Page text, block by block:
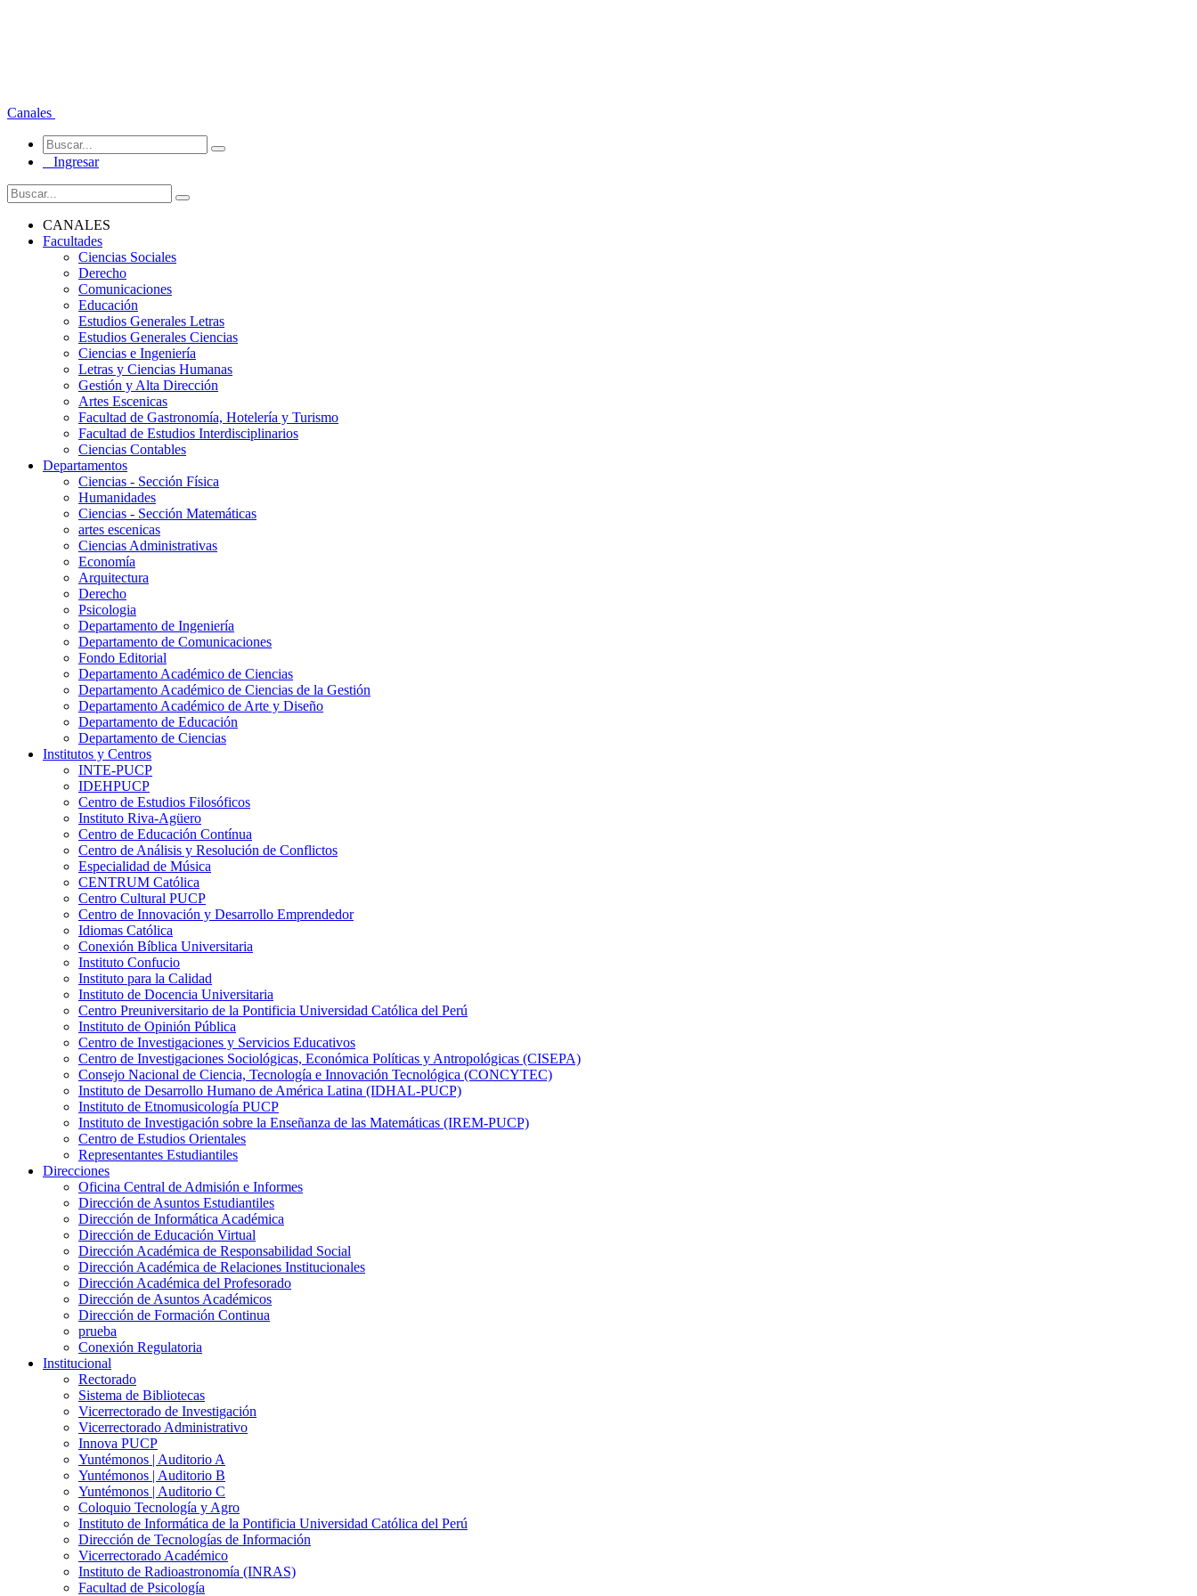
Canales
Ingresar
CANALES
Facultades
Ciencias Sociales
Derecho
Comunicaciones
Educación
Estudios Generales Letras
Estudios Generales Ciencias
Ciencias e Ingeniería
Letras y Ciencias Humanas
Gestión y Alta Dirección
Artes Escenicas
Facultad de Gastronomía, Hotelería y Turismo
Facultad de Estudios Interdisciplinarios
Ciencias Contables
Departamentos
Ciencias - Sección Física
Humanidades
Ciencias - Sección Matemáticas
artes escenicas
Ciencias Administrativas
Economía
Arquitectura
Derecho
Psicologia
Departamento de Ingeniería
Departamento de Comunicaciones
Fondo Editorial
Departamento Académico de Ciencias
Departamento Académico de Ciencias de la Gestión
Departamento Académico de Arte y Diseño
Departamento de Educación
Departamento de Ciencias
Institutos y Centros
INTE-PUCP
IDEHPUCP
Centro de Estudios Filosóficos
Instituto Riva-Agüero
Centro de Educación Contínua
Centro de Análisis y Resolución de Conflictos
Especialidad de Música
CENTRUM Católica
Centro Cultural PUCP
Centro de Innovación y Desarrollo Emprendedor
Idiomas Católica
Conexión Bíblica Universitaria
Instituto Confucio
Instituto para la Calidad
Instituto de Docencia Universitaria
Centro Preuniversitario de la Pontificia Universidad Católica del Perú
Instituto de Opinión Pública
Centro de Investigaciones y Servicios Educativos
Centro de Investigaciones Sociológicas, Económica Políticas y Antropológicas (CISEPA)
Consejo Nacional de Ciencia, Tecnología e Innovación Tecnológica (CONCYTEC)
Instituto de Desarrollo Humano de América Latina (IDHAL-PUCP)
Instituto de Etnomusicología PUCP
Instituto de Investigación sobre la Enseñanza de las Matemáticas (IREM-PUCP)
Centro de Estudios Orientales
Representantes Estudiantiles
Direcciones
Oficina Central de Admisión e Informes
Dirección de Asuntos Estudiantiles
Dirección de Informática Académica
Dirección de Educación Virtual
Dirección Académica de Responsabilidad Social
Dirección Académica de Relaciones Institucionales
Dirección Académica del Profesorado
Dirección de Asuntos Académicos
Dirección de Formación Continua
prueba
Conexión Regulatoria
Institucional
Rectorado
Sistema de Bibliotecas
Vicerrectorado de Investigación
Vicerrectorado Administrativo
Innova PUCP
Yuntémonos | Auditorio A
Yuntémonos | Auditorio B
Yuntémonos | Auditorio C
Coloquio Tecnología y Agro
Instituto de Informática de la Pontificia Universidad Católica del Perú
Dirección de Tecnologías de Información
Vicerrectorado Académico
Instituto de Radioastronomía (INRAS)
Facultad de Psicología